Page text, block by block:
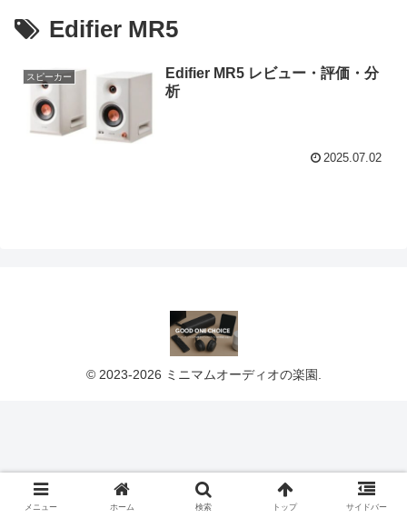
Edifier MR5
スピーカー
Edifier MR5 レビュー・評価・分
析
2025.07.02
© 2023-2026 ミニマムオーディオの楽園.
メニュー ホーム 検索 トップ サイドバー